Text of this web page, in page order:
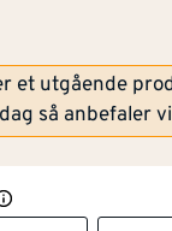
et utgående
så anbefaler